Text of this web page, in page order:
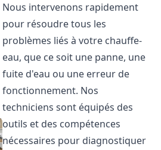
Nous intervenons rapidement
pour résoudre tous les
problèmes liés à votre chauffe-
eau, que ce soit une panne, une
fuite d'eau ou une erreur de
fonctionnement. Nos
techniciens sont équipés des
outils et des compétences
nécessaires pour diagnostiquer